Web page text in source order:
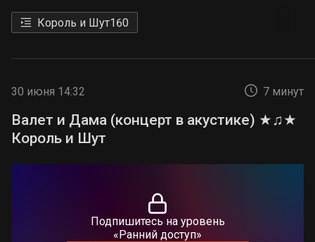
Король и Шут160
30 июня 14:32 7 минут
Валет и Дама (концерт в акустике) ★♫★
Король и Шут
Подпишитесь на уровень
«Ранний доступ»